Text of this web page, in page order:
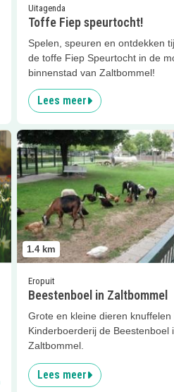
Uitagenda
Toffe Fiep speurtocht!
Spelen, speuren en ontdekken
de toffe Fiep Speurtocht in de
binnenstad van Zaltbommel!
Lees meer
1.4 km
Eropuit
Beestenboel in Zaltbommel
Grote en kleine dieren knuffelen
Kinderboerderij de Beestenboel
Zaltbommel.
Lees meer
Lees meer Beestenboel in